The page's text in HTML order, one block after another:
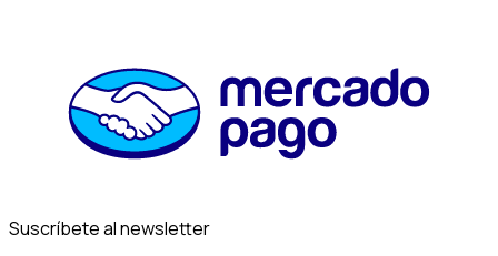
Suscríbete al newsletter